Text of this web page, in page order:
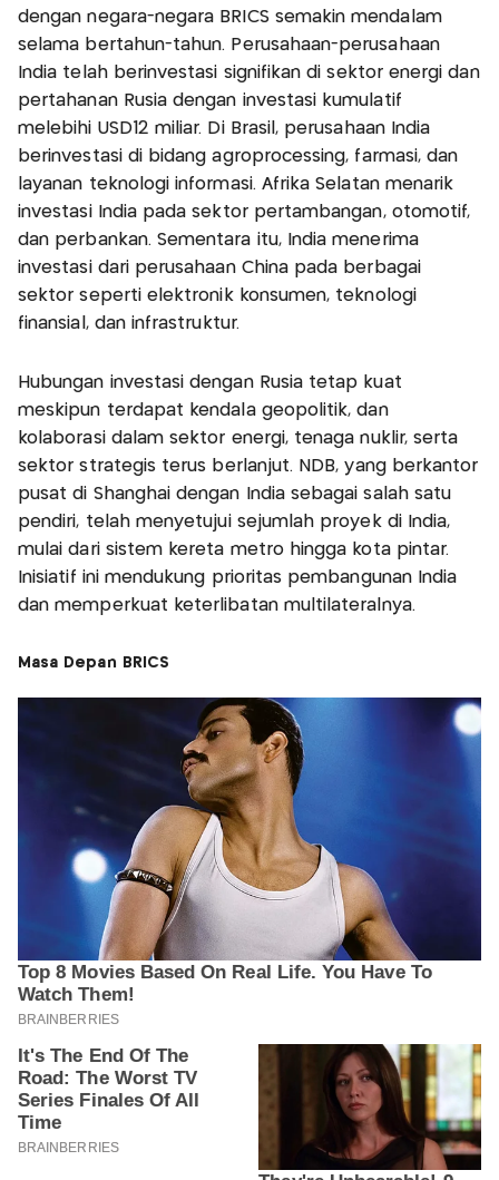
dengan negara-negara BRICS semakin mendalam
selama bertahun-tahun. Perusahaan-perusahaan
India telah berinvestasi signifikan di sektor energi dan
pertahanan Rusia dengan investasi kumulatif
melebihi USD12 miliar. Di Brasil, perusahaan India
berinvestasi di bidang agroprocessing, farmasi, dan
layanan teknologi informasi. Afrika Selatan menarik
investasi India pada sektor pertambangan, otomotif,
dan perbankan. Sementara itu, India menerima
investasi dari perusahaan China pada berbagai
sektor seperti elektronik konsumen, teknologi
finansial, dan infrastruktur.
Hubungan investasi dengan Rusia tetap kuat
meskipun terdapat kendala geopolitik, dan
kolaborasi dalam sektor energi, tenaga nuklir, serta
sektor strategis terus berlanjut. NDB, yang berkantor
pusat di Shanghai dengan India sebagai salah satu
pendiri, telah menyetujui sejumlah proyek di India,
mulai dari sistem kereta metro hingga kota pintar.
Inisiatif ini mendukung prioritas pembangunan India
dan memperkuat keterlibatan multilateralnya.
Masa Depan BRICS